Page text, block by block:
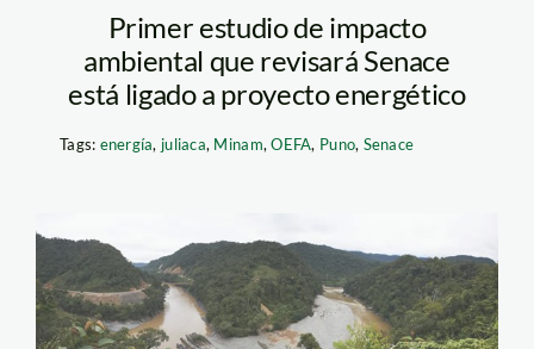
Primer estudio de impacto
ambiental que revisará Senace
está ligado a proyecto energético
Tags: energía, juliaca, Minam,OEFA, Puno, Senace
inambari_tm